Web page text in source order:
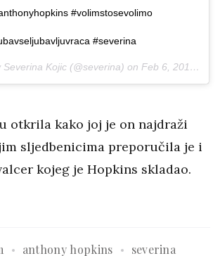
#volimstosevolimo
#severina
Kojic (@severina) on Feb 6, 2017 at 2:59am PST
otkrila kako joj je on najdraži
sljedbenicima preporučila je i
kojeg je Hopkins skladao.
anthony hopkins severina